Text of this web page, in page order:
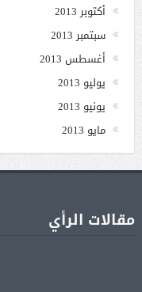
أكتوبر 2013
سبتمبر 2013
أغسطس 2013
يوليو 2013
يونيو 2013
مايو 2013
مقالات الرأي